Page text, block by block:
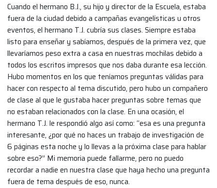
Cuando el hermano B.J., su hijo y director de la Escuela, estaba
fuera de la ciudad debido a campañas evangelísticas u otros
eventos, el hermano T.J. cubría sus clases. Siempre estaba
listo para enseñar y sabíamos, después de la primera vez, que
llevaríamos peso extra a casa en nuestras mochilas debido a
todos los escritos impresos que nos daba durante esa lección.
Hubo momentos en los que teníamos preguntas válidas para
hacer con respecto al tema discutido, pero hubo un compañero
de clase al que le gustaba hacer preguntas sobre temas que
no estaban relacionados con la clase. En una ocasión, el
hermano T.J. le respondió algo así como: “esa es una pregunta
interesante, ¿por qué no haces un trabajo de investigación de
6 páginas esta noche y lo llevas a la próxima clase para hablar
sobre eso?” Mi memoria puede fallarme, pero no puedo
recordar a nadie en nuestra clase que haya hecho una pregunta
fuera de tema después de eso, nunca.